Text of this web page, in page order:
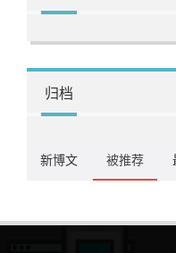
归档
新博文 被推荐